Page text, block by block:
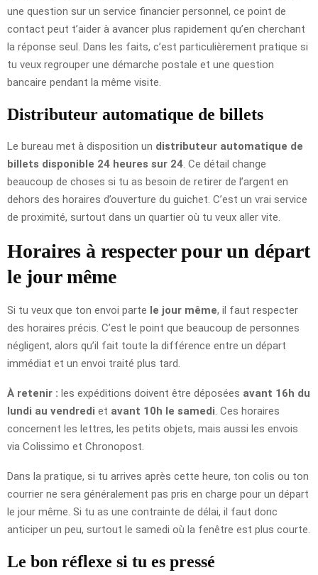
une question sur un service financier personnel, ce point de
contact peut t’aider à avancer plus rapidement qu’en cherchant
la réponse seul. Dans les faits, c’est particulièrement pratique si
tu veux regrouper une démarche postale et une question
bancaire pendant la même visite.
Distributeur automatique de billets
Le bureau met à disposition un distributeur automatique de
billets disponible 24 heures sur 24 . Ce détail change
beaucoup de choses si tu as besoin de retirer de l’argent en
dehors des horaires d’ouverture du guichet. C’est un vrai service
de proximité, surtout dans un quartier où tu veux aller vite.
Horaires à respecter pour un départ
le jour même
Si tu veux que ton envoi parte le jour même, il faut respecter
des horaires précis. C’est le point que beaucoup de personnes
négligent, alors qu’il fait toute la différence entre un départ
immédiat et un envoi traité plus tard.
À retenir : les expéditions doivent être déposées avant 16h du
lundi au vendredi et avant 10h le samedi . Ces horaires
concernent les lettres, les petits objets, mais aussi les envois
via Colissimo et Chronopost.
Dans la pratique, si tu arrives après cette heure, ton colis ou ton
courrier ne sera généralement pas pris en charge pour un départ
le jour même. Si tu as une contrainte de délai, il faut donc
anticiper un peu, surtout le samedi où la fenêtre est plus courte.
Le bon réflexe si tu es pressé